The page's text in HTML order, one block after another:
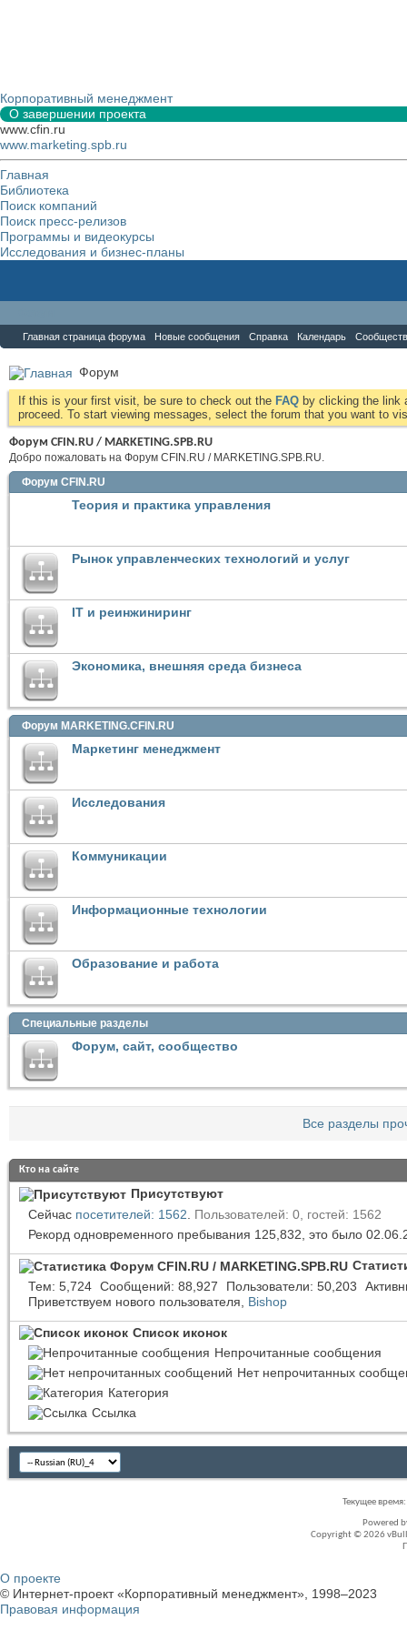
Корпоративный менеджмент
О завершении проекта
www.cfin.ru
www.marketing.spb.ru
Главная
Библиотека
Поиск компаний
Поиск пресс-релизов
Программы и видеокурсы
Исследования и бизнес-планы
Главная страница форума Новые сообщения Справка Календарь
Форум
If this is your first visit, be sure to check out the FAQ by clicking the link
proceed. To start viewing messages, select the forum that you want to
Форум CFIN.RU / MARKETING.SPB.RU
Добро пожаловать на Форум CFIN.RU / MARKETING.SPB.RU.
Форум CFIN.RU
Теория и практика управления
Рынок управленческих технологий и услуг
IT и реинжиниринг
Экономика, внешняя среда бизнеса
Форум MARKETING.CFIN.RU
Маркетинг менеджмент
Исследования
Коммуникации
Информационные технологии
Образование и работа
Специальные разделы
Форум, сайт, сообщество
Все разделы
Кто на сайте
Присутствуют
Сейчас посетителей: 1562
Пользователей: 0, гостей: 1562
Рекорд одновременного пребывания 125,832, это было
Тем 5,724 Сообщений 88,927 Пользователи 50,203
Приветствуем нового пользователя, Bishop
Список иконок
Непрочитанные сообщения
Нет непрочитанных
Категория
Ссылка
Текущее время:
Powered
Copyright © 2026
О проекте
© Интернет-проект «Корпоративный менеджмент», 1998–2023
Правовая информация